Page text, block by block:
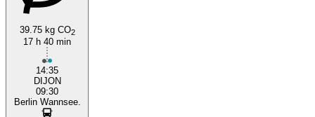
39.75 kg CO2
17 h 40 min
14:35
DIJON
09:30
Berlin Wannsee.